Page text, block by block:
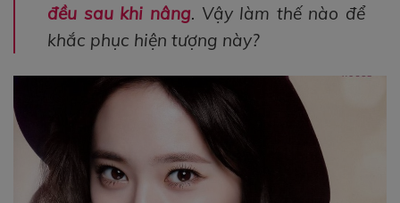
đều sau khi nâng. Vậy làm thế nào để
khắc phục hiện tượng này?